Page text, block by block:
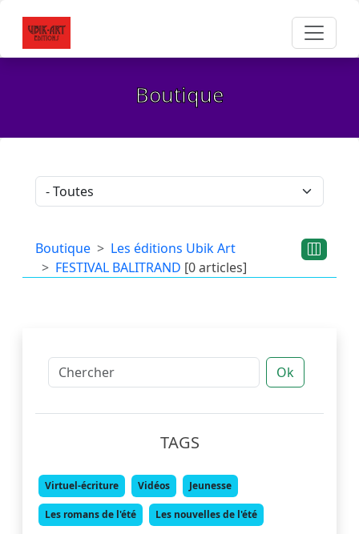
Boutique
Boutique
Les éditions Ubik Art
FESTIVAL BALITRAND [0 articles]
Ok
TAGS
Virtuel-écriture Vidéos Jeunesse
Les romans de l'été Les nouvelles de l'été